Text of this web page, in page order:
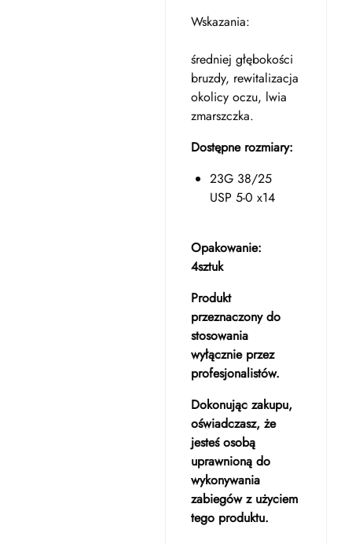
Wskazania:
średniej głębokości
bruzdy, rewitalizacja
okolicy oczu, lwia
zmarszczka.
Dostępne rozmiary:
23G 38/25
USP 5-0 x14
Opakowanie:
4sztuk
Produkt
przeznaczony do
stosowania
wyłącznie przez
profesjonalistów.
Dokonując zakupu,
oświadczasz, że
jesteś osobą
uprawnioną do
wykonywania
zabiegów z użyciem
tego produktu.